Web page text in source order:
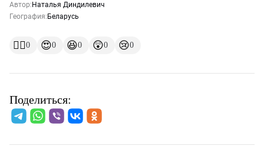
Автор: Наталья Диндилевич
География: Беларусь
👍🏻0 😍0 😆0 😲0 😢0
Поделиться: